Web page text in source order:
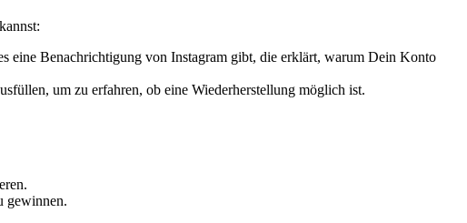
eine Benachrichtigung von Instagram gibt, die erklärt, warum Dein Konto
um zu erfahren, ob eine Wiederherstellung möglich ist.
gewinnen.